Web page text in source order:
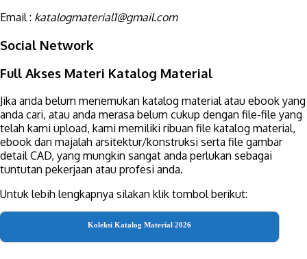
Email : katalogmaterial1@gmail.com
Social Network
Full Akses Materi Katalog Material
Jika anda belum menemukan katalog material atau ebook yang
anda cari, atau anda merasa belum cukup dengan file-file yang
telah kami upload, kami memiliki ribuan file katalog material,
ebook dan majalah arsitektur/konstruksi serta file gambar
detail CAD, yang mungkin sangat anda perlukan sebagai
tuntutan pekerjaan atau profesi anda.
Untuk lebih lengkapnya silakan klik tombol berikut:
Koleksi Katalog Material 2026